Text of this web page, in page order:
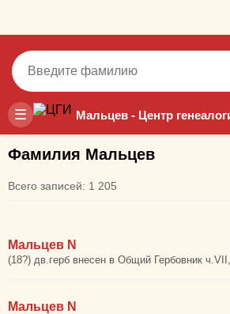
☰ Точный
Фамилия Мальцев
Всего записей: 1 205
Мальцев N
(18?) дв.герб внесен в Общий Гербовник
Мальцев N